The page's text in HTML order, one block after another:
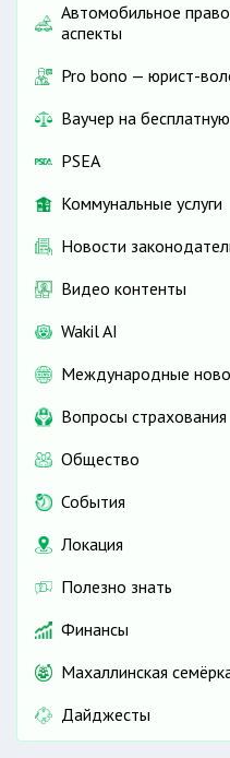
Автомобильное
аспекты
Pro bono — юрист-
Ваучер на
PSEA
Коммунальные услуги
Новости
Видео контенты
Wakil AI
Международные
Вопросы страхования
Общество
События
Локация
Полезно знать
Финансы
Махаллинская
Дайджесты